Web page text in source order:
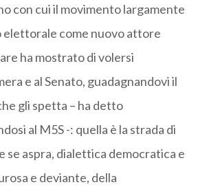
con cui il movimento largamente
elettorale come nuovo attore
ha mostrato di volersi
e al Senato, guadagnandovi il
gli spetta – ha detto
al M5S -: quella è la strada di
se aspra, dialettica democratica e
e deviante, della